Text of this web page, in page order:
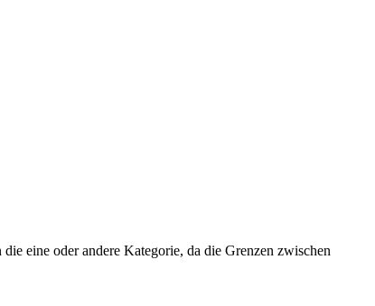
eine oder andere Kategorie, da die Grenzen zwischen